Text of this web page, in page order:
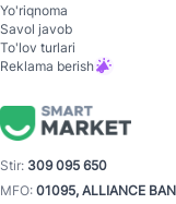
Yo'riqnoma
Savol javob
To'lov turlari
Reklama berish
Stir: 309 095 650
MFO: 01095, ALLIANCE